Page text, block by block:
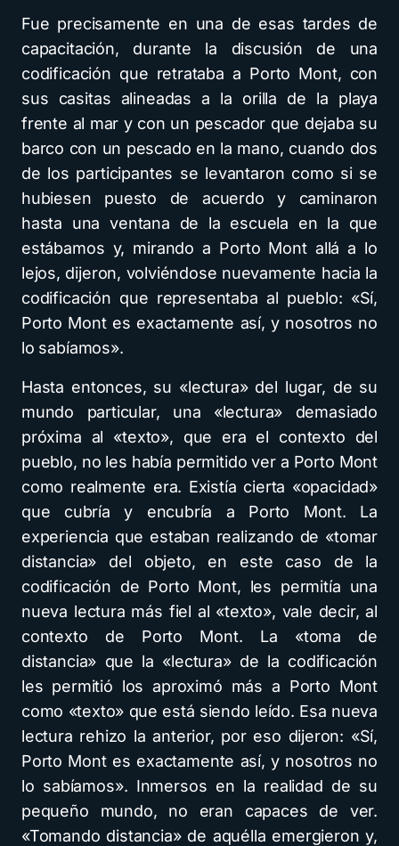
Fue precisamente en una de esas tardes de
capacitación, durante la discusión de una
codificación que retrataba a Porto Mont, con
sus casitas alineadas a la orilla de la playa
frente al mar y con un pescador que dejaba su
barco con un pescado en la mano, cuando dos
de los participantes se levantaron como si se
hubiesen puesto de acuerdo y caminaron
hasta una ventana de la escuela en la que
estábamos y, mirando a Porto Mont allá a lo
lejos, dijeron, volviéndose nuevamente hacia la
codificación que representaba al pueblo: «Sí,
Porto Mont es exactamente así, y nosotros no
lo sabíamos».
Hasta entonces, su «lectura» del lugar, de su
mundo particular, una «lectura» demasiado
próxima al «texto», que era el contexto del
pueblo, no les había permitido ver a Porto Mont
como realmente era. Existía cierta «opacidad»
que cubría y encubría a Porto Mont. La
experiencia que estaban realizando de «tomar
distancia» del objeto, en este caso de la
codificación de Porto Mont, les permitía una
nueva lectura más fiel al «texto», vale decir, al
contexto de Porto Mont. La «toma de
distancia» que la «lectura» de la codificación
les permitió los aproximó más a Porto Mont
como «texto» que está siendo leído. Esa nueva
lectura rehizo la anterior, por eso dijeron: «Sí,
Porto Mont es exactamente así, y nosotros no
lo sabíamos». Inmersos en la realidad de su
pequeño mundo, no eran capaces de ver.
«Tomando distancia» de aquélla emergieron y,